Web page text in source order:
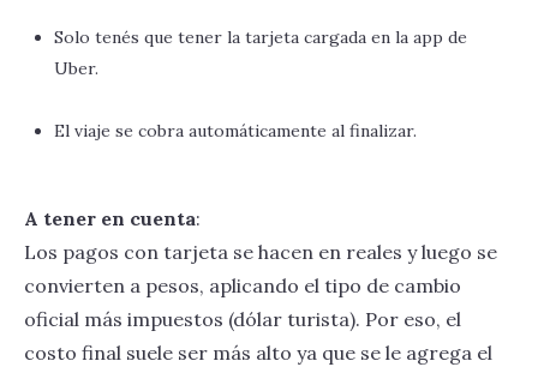
Solo tenés que tener la tarjeta cargada en la app de
Uber.
El viaje se cobra automáticamente al finalizar.
A tener en cuenta:
Los pagos con tarjeta se hacen en reales y luego se
convierten a pesos, aplicando el tipo de cambio
oficial más impuestos (dólar turista). Por eso, el
costo final suele ser más alto ya que se le agrega el